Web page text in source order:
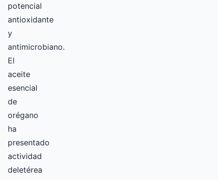
potencial
antioxidante
y
antimicrobiano.
El
aceite
esencial
de
orégano
ha
presentado
actividad
deletérea